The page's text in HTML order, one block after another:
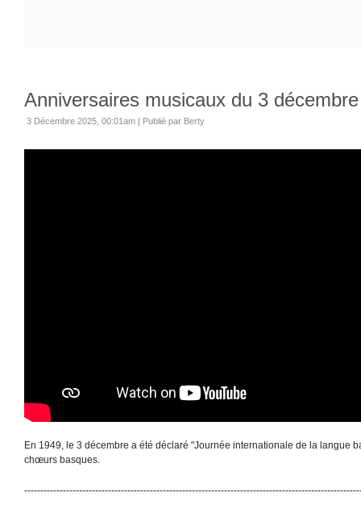
Anniversaires musicaux du 3 décembre
3 Décembre 2025, 00:01am | Publié par Berty
En 1949, le 3 décembre a été déclaré "Journée internationale de la langue
chœurs basques.